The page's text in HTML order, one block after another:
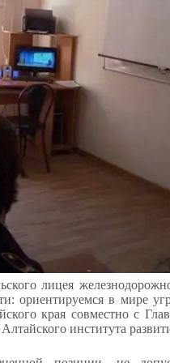
лицея
ориентируемся в мире
края совместно с
института